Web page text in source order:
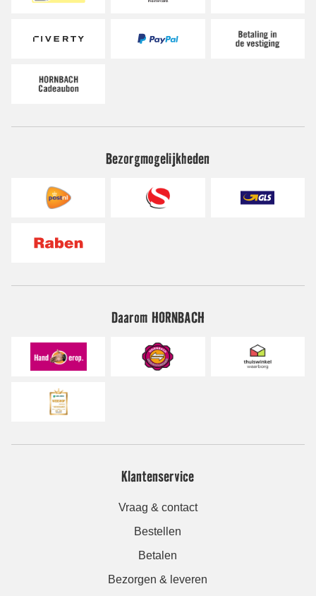
Bezorgmogelijkheden
Daarom HORNBACH
Klantenservice
Vraag & contact
Bestellen
Betalen
Bezorgen & leveren